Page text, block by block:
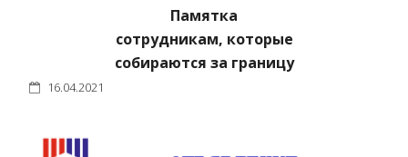
Памятка
сотрудникам, которые
собираются за границу
16.04.2021